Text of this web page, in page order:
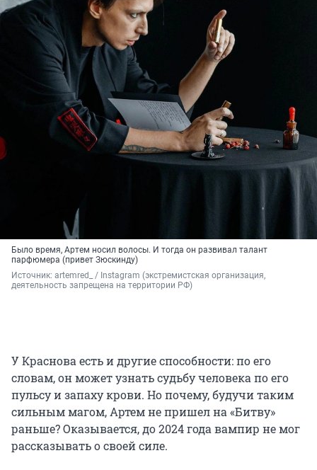
Было время, Артем носил волосы. И тогда он развивал талант
парфюмера (привет Зюскинду)
Источник: artemred_ / Instagram (экстремистская организация,
деятельность запрещена на территории РФ)
У Краснова есть и другие способности: по его
словам, он может узнать судьбу человека по его
пульсу и запаху крови. Но почему, будучи таким
сильным магом, Артем не пришел на «Битву»
раньше? Оказывается, до 2024 года вампир не мог
рассказывать о своей силе.